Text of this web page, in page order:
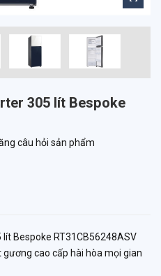
305 lít Bespoke
câu hỏi sản phẩm
Bespoke RT31CB56248ASV
cao cấp hài hòa mọi gian